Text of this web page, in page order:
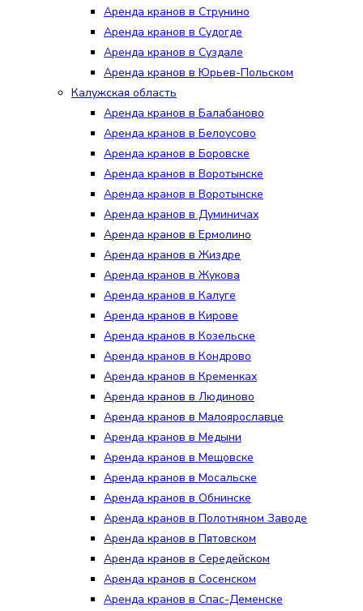
Аренда кранов в Струнино
Аренда кранов в Судогде
Аренда кранов в Суздале
Аренда кранов в Юрьев-Польском
Калужская область
Аренда кранов в Балабаново
Аренда кранов в Белоусово
Аренда кранов в Боровске
Аренда кранов в Воротынске
Аренда кранов в Воротынске
Аренда кранов в Думиничах
Аренда кранов в Ермолино
Аренда кранов в Жиздре
Аренда кранов в Жукова
Аренда кранов в Калуге
Аренда кранов в Кирове
Аренда кранов в Козельске
Аренда кранов в Кондрово
Аренда кранов в Кременках
Аренда кранов в Людиново
Аренда кранов в Малоярославце
Аренда кранов в Медыни
Аренда кранов в Мещовске
Аренда кранов в Мосальске
Аренда кранов в Обнинске
Аренда кранов в Полотняном Заводе
Аренда кранов в Пятовском
Аренда кранов в Середейском
Аренда кранов в Сосенском
Аренда кранов в Спас-Деменске